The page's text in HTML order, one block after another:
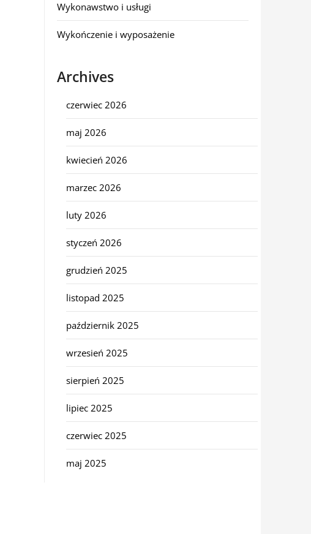
Wykonawstwo i usługi
Wykończenie i wyposażenie
Archives
czerwiec 2026
maj 2026
kwiecień 2026
marzec 2026
luty 2026
styczeń 2026
grudzień 2025
listopad 2025
październik 2025
wrzesień 2025
sierpień 2025
lipiec 2025
czerwiec 2025
maj 2025